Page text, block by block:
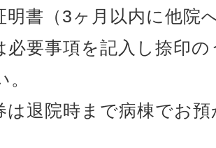
書（3ヶ月以内に他院
要事項を記入し捺印の
退院時まで病棟でお預